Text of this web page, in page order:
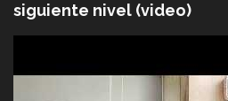
siguiente nivel (video)